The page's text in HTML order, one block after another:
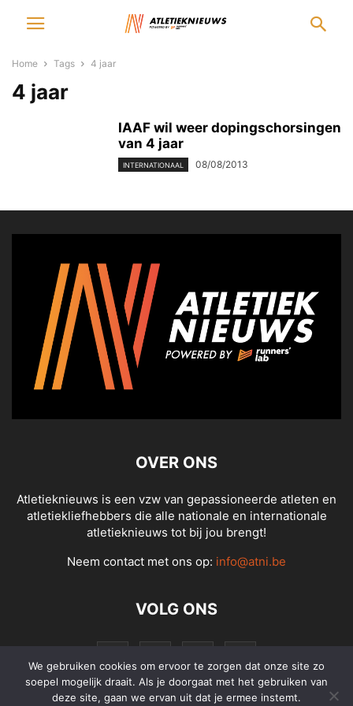
Home Tags 4 jaar
4 jaar
IAAF wil weer dopingschorsingen
van 4 jaar
INTERNATIONAAL 08/08/2013
OVER ONS
Atletieknieuws is een vzw van gepassioneerde atleten en
atletiekliefhebbers die alle nationale en internationale
atletieknieuws tot bij jou brengt!
Neem contact met ons op: info@atni.be
VOLG ONS
We gebruiken cookies om ervoor te zorgen dat onze site zo
soepel mogelijk draait. Als je doorgaat met het gebruiken van
deze site, gaan we ervan uit dat je ermee instemt.